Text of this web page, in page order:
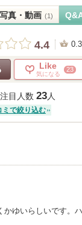
真・動画 (1)
4.4
Like
気になる
23
注目人数 23人
ミで絞り込む
かゆいらしいです。